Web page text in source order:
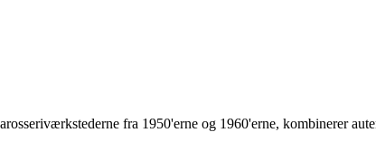
fra 1950'erne og 1960'erne, kombinerer